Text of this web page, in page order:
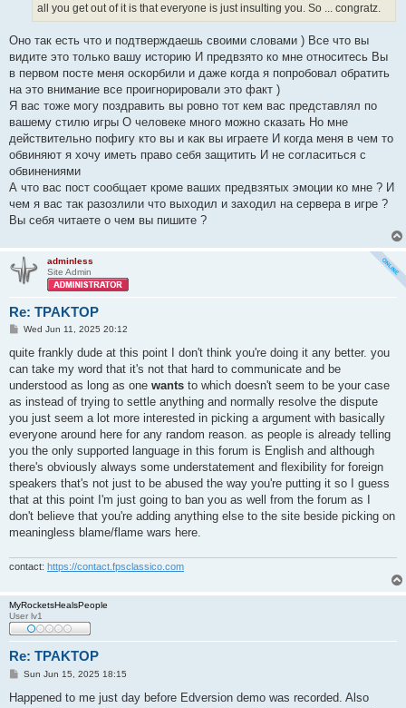
all you get out of it is that everyone is just insulting you. So ... congratz.
Оно так есть что и подтверждаешь своими словами ) Все что вы
видите это только вашу историю И предвзято ко мне относитесь Вы
в первом посте меня оскорбили и даже когда я попробовал обратить
на это внимание все проигнорировали это факт )
Я вас тоже могу поздравить вы ровно тот кем вас представлял по
вашему стилю игры О человеке много можно сказать Но мне
действительно пофигу кто вы и как вы играете И когда меня в чем то
обвиняют я хочу иметь право себя защитить И не согласиться с
обвинениями
А что вас пост сообщает кроме ваших предвзятых эмоции ко мне ? И
чем я вас так разозлили что выходил и заходил на сервера в игре ?
Вы себя читаете о чем вы пишите ?
adminless
Site Admin
Re: TPAKTOP
P
s
Wed Jun 11, 2025 20:12
quite frankly dude at this point I don't think you're doing it any better. you
can take my word that it's not that hard to communicate and be
understood as long as one wants to which doesn't seem to be your case
as instead of trying to settle anything and normally resolve the dispute
you just seem a lot more interested in picking a argument with basically
everyone around here for any random reason. as people is already telling
you the only supported language in this forum is English and although
there's obviously always some understatement and flexibility for foreign
speakers that's not just to be abused the way you're putting it so I guess
that at this point I'm just going to ban you as well from the forum as I
don't believe that you're adding anything else to the site beside picking on
meaningless blame/flame wars here.
contact: https://contact.fpsclassico.com
MyRocketsHealsPeople
User lv1
Re: TPAKTOP
P
s
Sun Jun 15, 2025 18:15
Happened to me just day before Edversion demo was recorded. Also